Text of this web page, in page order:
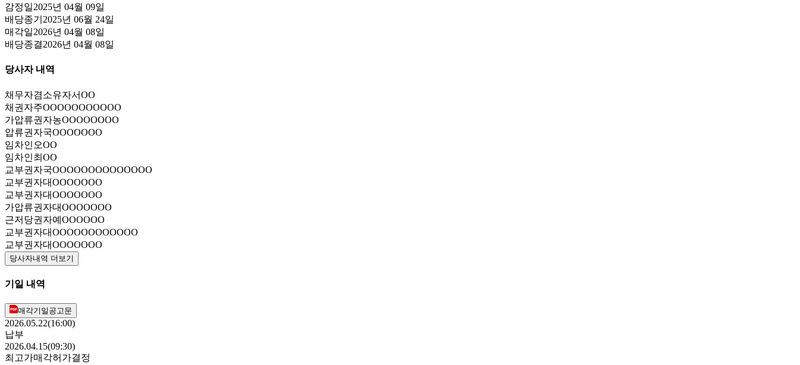
감정일2025년 04월 09일
배당종기 2025년 06월 24일
매각일2026년 04월 08일
배당종결2026년 04월 08일
당사자 내역
채무자겸소유자서OO
채권자주OOOOOOOOOOO
가압류권자농OOOOOOOO
압류권자국OOOOOOO
임차인 오OO
임차인최OO
교부권자국OOOOOOOOOOOOOO
교부권자대OOOOOOO
교부권자대OOOOOOO
가압류권자대OOOOOOO
근저당권자예OOOOOO
교부권자대OOOOOOOOOOOO
교부권자대OOOOOOO
당사자내역 더보기
기일 내역
매각기일공고문
2026.05.22(16:00)
납부
2026.04.15(09:30)
최고가매각허가결정